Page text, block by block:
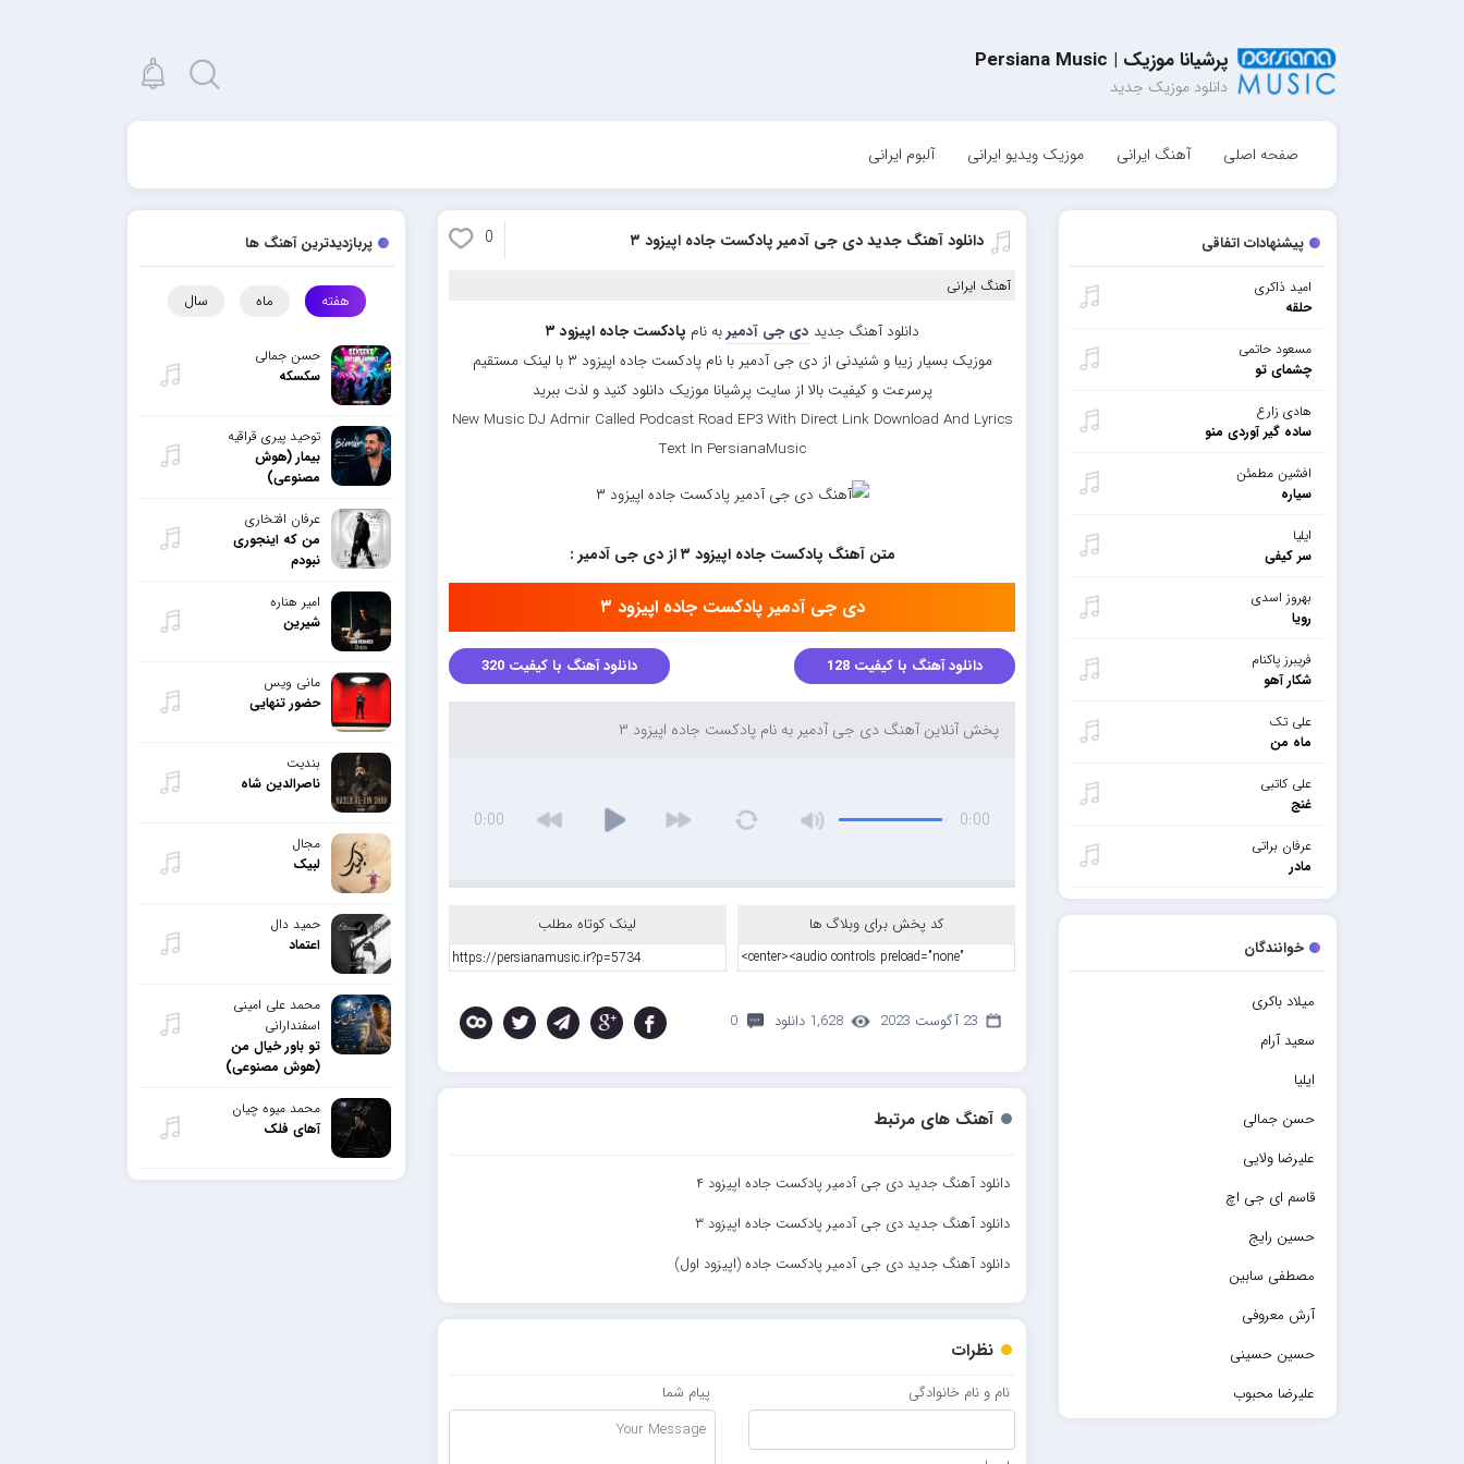
پرشیانا موزیک | Persiana Music
دانلود موزیک جدید
صفحه اصلی آهنگ ایرانی موزیک ویدیو ایرانی آلبوم ایرانی
پیشنهادات اتفاقی
امید ذاکری
حلقه
مسعود حاتمی
چشمای تو
هادی زارع
ساده گیر آوردی منو
افشین مطمئن
سیاره
ایلیا
سر کیفی
بهروز اسدی
رویا
فریبرز پاکنام
شکار آهو
علی تک
ماه من
علی کاتبی
غنج
عرفان براتی
مادر
خوانندگان
میلاد باکری
سعید آرام
ایلیا
حسن جمالی
علیرضا ولایی
قاسم ای جی اچ
حسین رایج
مصطفی سابین
آرش معروفی
حسین حسینی
علیرضا محبوب
دانلود آهنگ جدید دی جی آدمیر پادکست جاده اپیزود ۳ 0
آهنگ ایرانی
دانلود آهنگ جدید دی جی آدمیربه نام پادکست جاده اپیزود ۳
موزیک بسیار زیبا و شنیدنی از دی جی آدمیر با نام پادکست جاده اپیزود ۳ با لینک مستقیم
پرسرعت و کیفیت بالا از سایت پرشیانا موزیک دانلود کنید و لذت ببرید
New Music DJ Admir Called Podcast Road EP3 With Direct Link Download And Lyrics
Text In PersianaMusic
متن آهنگ پادکست جاده اپیزود ۳ از دی جی آدمیر :
دی جی آدمیر پادکست جاده اپیزود ۳
دانلود آهنگ با کیفیت 128 دانلود آهنگ با کیفیت 320
پخش آنلاین آهنگ دی جی آدمیر به نام پادکست جاده اپیزود ۳
0:00
0:00
کد پخش برای وبلاگ ها لینک کوتاه مطلب
23 آگوست 2023 1,628 دانلود 0
آهنگ های مرتبط
دانلود آهنگ جدید دی جی آدمیر پادکست جاده اپیزود ۴
دانلود آهنگ جدید دی جی آدمیر پادکست جاده اپیزود ۳
دانلود آهنگ جدید دی جی آدمیر پادکست جاده (اپیزود اول)
نظرات
نام و نام خانوادگی پیام شما
پربازدیدترین آهنگ ها
هفته ماه سال
حسن جمالی
سکسکه
توحید پیری قراقیه
بیمار (هوش
مصنوعی)
عرفان افتخاری
من که اینجوری
نبودم
امیر هناره
شیرین
مانی ویس
حضور تنهایی
بندیت
ناصرالدین شاه
مجال
لبیک
حمید دال
اعتماد
محمد علی امینی
اسفندارانی
تو باور خیال من
(هوش مصنوعی)
محمد میوه چیان
آهای فلک